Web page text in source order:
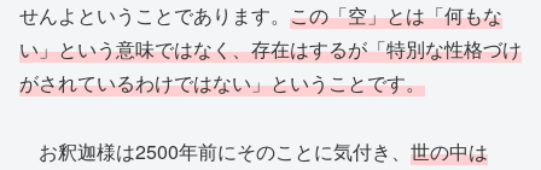
せんよということであります。 この「空」とは「何もな
い」という意味ではなく、存在はするが「特別な性格づけ
がされているわけではない」ということです。
お釈迦様は2500年前にそのことに気付き、 世の中は